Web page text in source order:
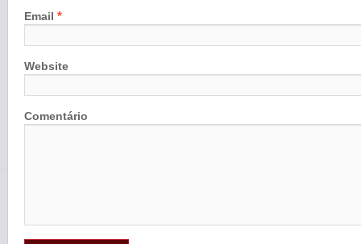
Email *
Website
Comentário